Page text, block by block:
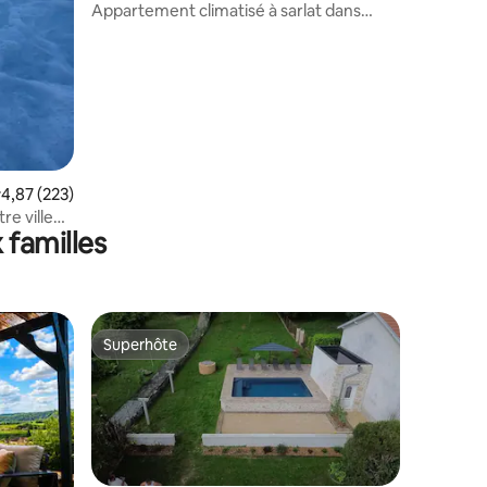
: 4,95 sur 5
moyenne sur la base de 223 commentaires : 4,87 sur 5
4,87 (223)
ville
Appartement climatisé à sarlat dans
familles
Superhôte
Superhôte